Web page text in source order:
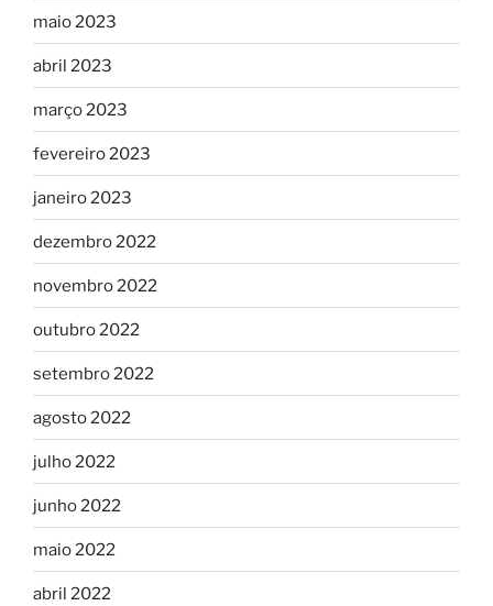
maio 2023
abril 2023
março 2023
fevereiro 2023
janeiro 2023
dezembro 2022
novembro 2022
outubro 2022
setembro 2022
agosto 2022
julho 2022
junho 2022
maio 2022
abril 2022